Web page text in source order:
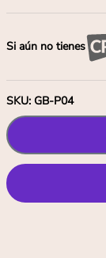
Si aún no tienes
SKU: GB-P04